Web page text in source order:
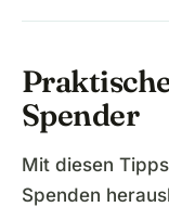
Spender
Mit diesen
Spenden